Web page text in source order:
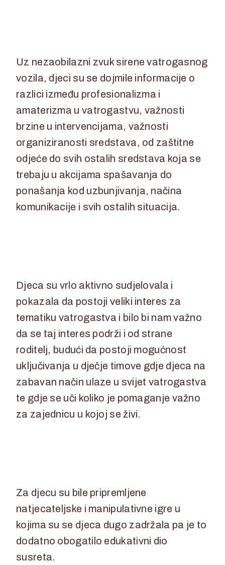
Uz nezaobilazni zvuk sirene vatrogasnog
vozila, djeci su se dojmile informacije o
razlici između profesionalizma i
amaterizma u vatrogastvu, važnosti
brzine u intervencijama, važnosti
organiziranosti sredstava, od zaštitne
odjeće do svih ostalih sredstava koja se
trebaju u akcijama spašavanja do
ponašanja kod uzbunjivanja, načina
komunikacije i svih ostalih situacija.
Djeca su vrlo aktivno sudjelovala i
pokazala da postoji veliki interes za
tematiku vatrogastva i bilo bi nam važno
da se taj interes podrži i od strane
roditelj, budući da postoji mogućnost
uključivanja u dječje timove gdje djeca na
zabavan način ulaze u svijet vatrogastva
te gdje se uči koliko je pomaganje važno
za zajednicu u kojoj se živi.
Za djecu su bile pripremljene
natjecateljske i manipulativne igre u
kojima su se djeca dugo zadržala pa je to
dodatno obogatilo edukativni dio
susreta.